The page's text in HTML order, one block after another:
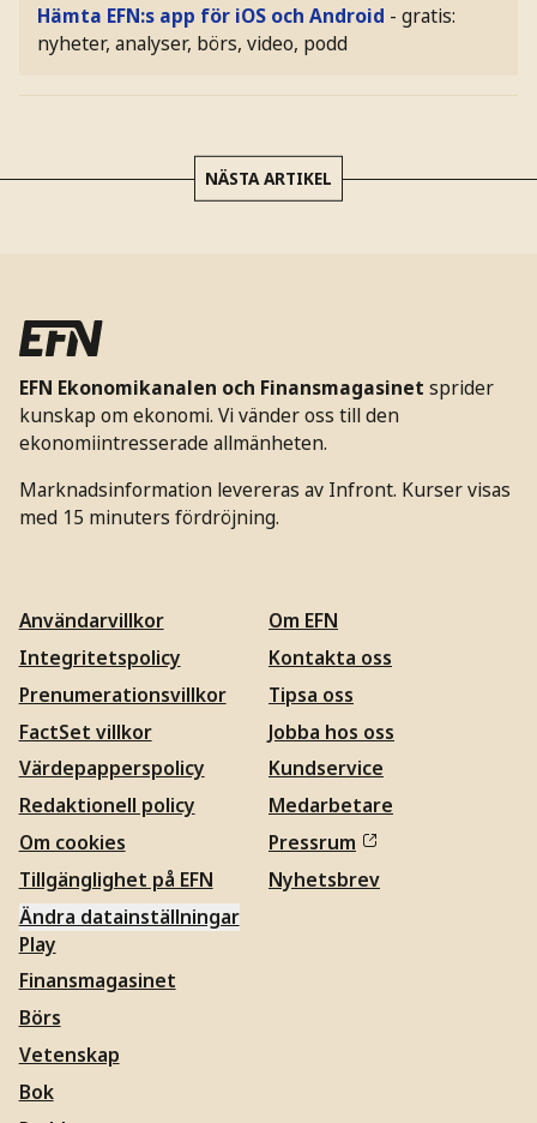
Hämta EFN:s app för iOS och Android - gratis:
nyheter, analyser, börs, video, podd
NÄSTA ARTIKEL
EFN Ekonomikanalen och Finansmagasinet sprider
kunskap om ekonomi. Vi vänder oss till den
ekonomiintresserade allmänheten.
Marknadsinformation levereras av Infront. Kurser visas
med 15 minuters fördröjning.
Användarvillkor
Integritetspolicy
Prenumerationsvillkor
FactSet villkor
Värdepapperspolicy
Redaktionell policy
Om cookies
Tillgänglighet på EFN
Ändra datainställningar
Om EFN
Kontakta oss
Tipsa oss
Jobba hos oss
Kundservice
Medarbetare
Pressrum
Nyhetsbrev
Play
Finansmagasinet
Börs
Vetenskap
Bok